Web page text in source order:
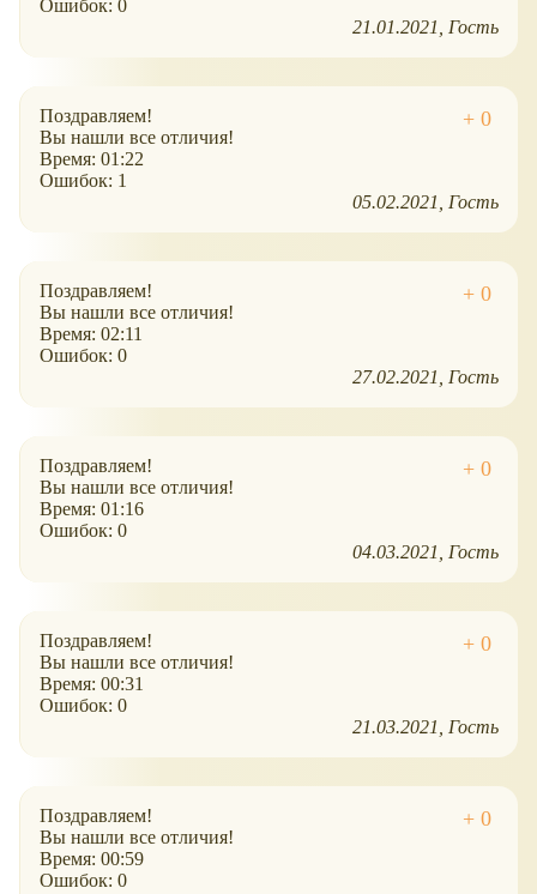
Ошибок: 0
21.01.2021 Гость
Поздравляем!
Вы нашли все отличия!
Время: 01:22
Ошибок: 1
05.02.2021 Гость
Поздравляем!
Вы нашли все отличия!
Время: 02:11
Ошибок: 0
27.02.2021 Гость
Поздравляем!
Вы нашли все отличия!
Время: 01:16
Ошибок: 0
04.03.2021 Гость
Поздравляем!
Вы нашли все отличия!
Время: 00:31
Ошибок: 0
21.03.2021 Гость
Поздравляем!
Вы нашли все отличия!
Время: 00:59
Ошибок: 0